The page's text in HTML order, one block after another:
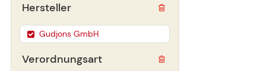
Hersteller
Gudjons GmbH
Verordnungsart